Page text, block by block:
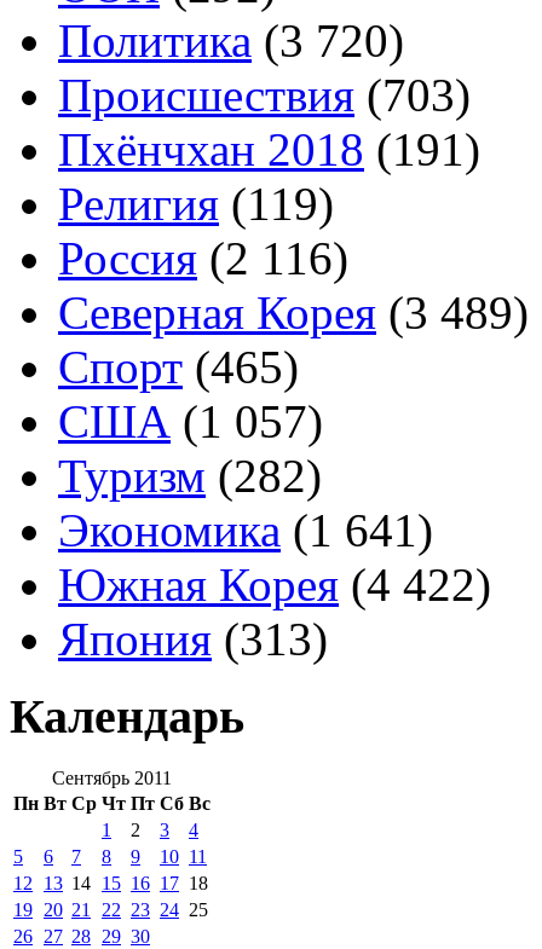
Политика (3 720)
Происшествия (703)
Пхёнчхан 2018 (191)
Религия (119)
Россия (2 116)
Северная Корея (3 489)
Спорт (465)
США (1 057)
Туризм (282)
Экономика (1 641)
Южная Корея (4 422)
Япония (313)
Календарь
Сентябрь 2011
Пн Вт Ср Чт Пт Сб Вс
1 2 3
4
5
6 7 8 9 10 11
12
13 14 15 16 17 18
19 20 21 22 23 24 25
26 27 28 29 30